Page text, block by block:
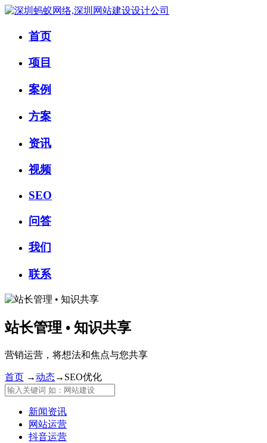
首页
项目
案例
方案
资讯
视频
SEO
问答
我们
联系
站长管理 • 知识共享
营销运营，将想法和焦点与您共享
首页 →动态→ SEO优化
新闻资讯
网站运营
抖音运营